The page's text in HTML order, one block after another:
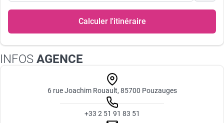
Calculer l'itinéraire
INFOS AGENCE
6 rue Joachim Rouault, 85700 Pouzauges
+33 2 51 91 83 51